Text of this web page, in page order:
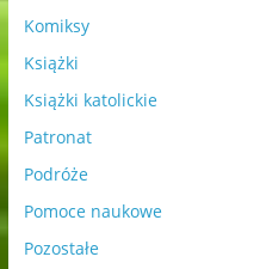
Komiksy
Książki
Książki katolickie
Patronat
Podróże
Pomoce naukowe
Pozostałe